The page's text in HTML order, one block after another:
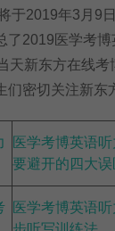
2019年3月9
了2019医学考
天新东方在线
们密切关注新东
医学考博英语听
要避开的四大误
医学考博英语